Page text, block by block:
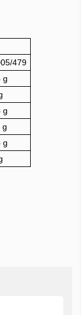
479
g
g
g
g